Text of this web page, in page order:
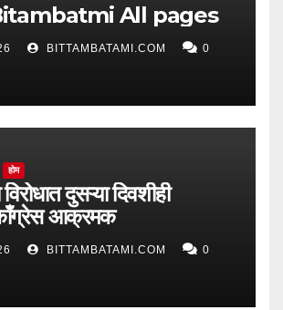
Bitambatmi All pages
BITTAMBATAMI.COM 0
होम
दुसऱ्या दिवशीही
काँग्रेस आक्रमक
BITTAMBATAMI.COM 0